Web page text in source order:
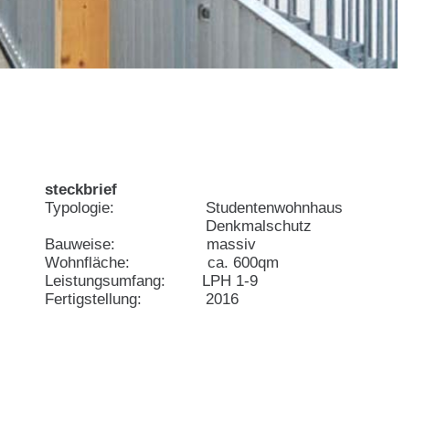
steckbrief
Typologie: Studentenwohnhaus
Denkmalschutz
Bauweise: massiv
Wohnfläche: ca. 600qm
Leistungsumfang: LPH 1-9
Fertigstellung: 2016